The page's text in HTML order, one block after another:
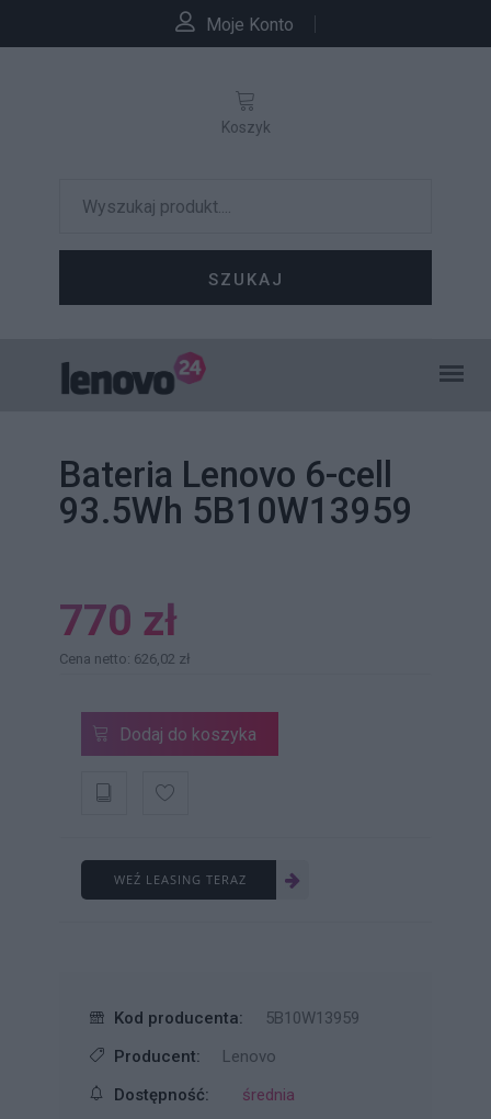
Moje Konto
SZUKAJ
Koszyk
Bateria Lenovo 6-cell
93.5Wh 5B10W13959
770 zł
Cena netto: 626,02 zł
Dodaj do koszyka
WEŹ LEASING TERAZ
Kod producenta:
5B10W13959
Producent:
Lenovo
Dostępność:
średnia